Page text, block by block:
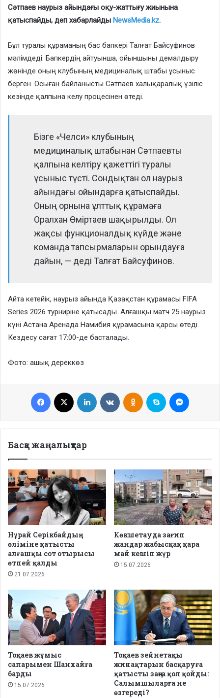
Сәтпаев наурыз айындағы оқу-жаттығу жиынына
қатыспайды, деп хабарлайды NewsMedia.kz.
Бұл туралы құраманың бас бапкері Талғат Байсуфинов
мәлімдеді. Бапкердің айтуынша, ойыншыны демалдыру
жөнінде оның клубының медициналық штабы ұсыныс
берген. Осыған байланысты Сәтпаев халықаралық үзіліс
кезінде қалпына келу процесінен өтеді.
Бізге «Челси» клубының
медициналық штабынан Сәтпаевты
қалпына келтіру қажеттігі туралы
ұсыныс түсті. Сондықтан ол наурыз
айындағы ойындарға қатыспайды.
Оның орнына ұлттық құрамаға
Оралхан Өміртаев шақырылды. Ол
жақсы функционалдық күйде және
команда тапсырмаларын орындауға
дайын, — деді Талғат Байсуфинов.
Айта кетейік, наурыз айында Қазақстан құрамасы FIFA
Series 2026 турниріне қатысады. Алғашқы матч 25 наурыз
күні Астана Аренада Намибия құрамасына қарсы өтеді.
Кездесу сағат 17:00-де басталады.
Фото: ашық дереккөз
Facebook LinkedIn VKontakteOdnoklassniki
Skype
Басқа жаңалықтар
Нұрай Серікбайдың
өліміне қатысты
алғашқы сот отырысы
өтпей қалды
21.07.2026
Көкшетауда зағип
жандар жабысқақ қара
май кешіп жүр
15.07.2026
Тоқаев жұмыс
сапарымен Шанхайға
барды
15.07.2026
Тоқаев зейнетақы
жинақтарын басқаруға
қатысты заңға қол қойды:
Салымшыларға не
өзгереді?